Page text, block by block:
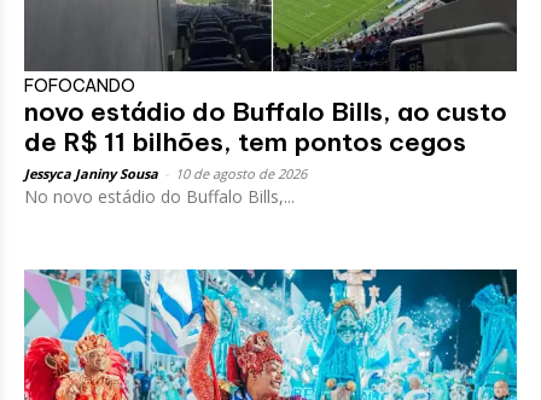
FOFOCANDO
novo estádio do Buffalo Bills, ao custo
de R$ 11 bilhões, tem pontos cegos
Jessyca Janiny Sousa 10 de agosto de 2026
No novo estádio do Buffalo Bills,...